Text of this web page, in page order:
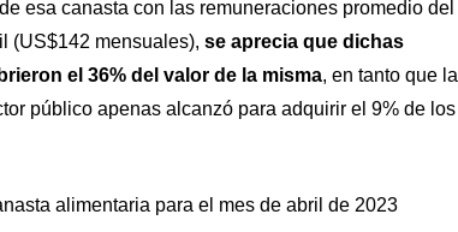
esa canasta con las remuneraciones promedio del
(US$142 mensuales), se aprecia que dichas
el 36% del valor de la misma, en tanto que la
público apenas alcanzó para adquirir el 9% de los
alimentaria para el mes de abril de 2023